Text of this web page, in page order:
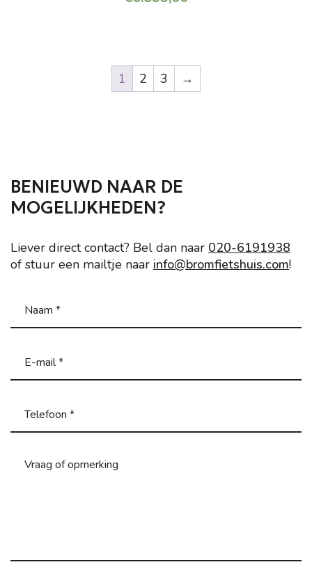
op
de
1 2 3 →
BENIEUWD NAAR DE
MOGELIJKHEDEN?
Liever direct contact? Bel dan naar 020-6191938
of stuur een mailtje naar info@bromfietshuis.com!